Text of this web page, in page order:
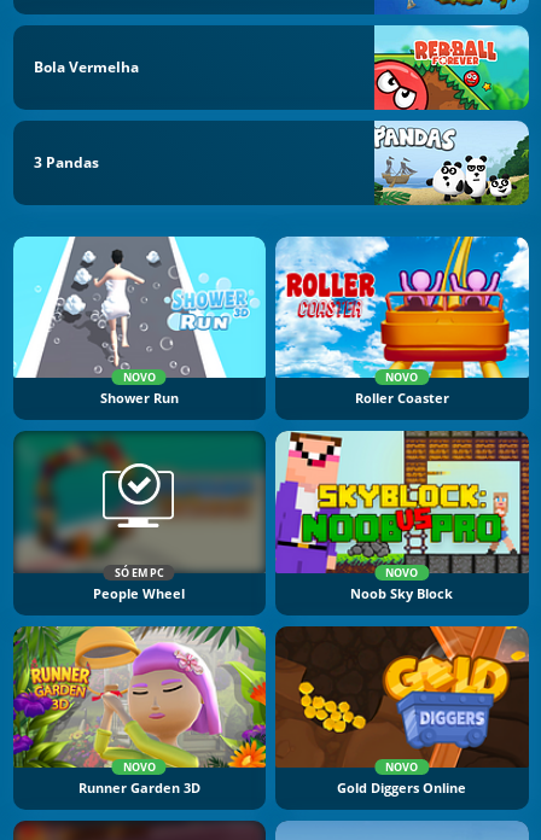
Bola Vermelha
3 Pandas
NOVO
Shower Run
NOVO
Roller Coaster
SÓ EM PC
People Wheel
NOVO
Noob Sky Block
NOVO
Runner Garden 3D
NOVO
Gold Diggers Online